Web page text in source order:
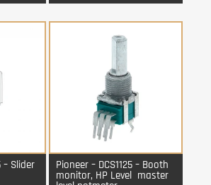
– Slider
Login Voor Aankoop
Pioneer – DCS1125 – Booth
monitor, HP Level master